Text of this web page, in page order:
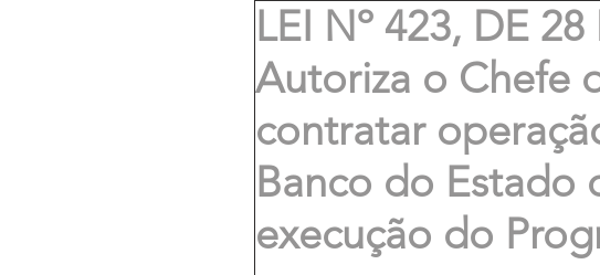
LEI Nº 423, DE
Autoriza o Chefe
contratar
Banco do Estado
execução do